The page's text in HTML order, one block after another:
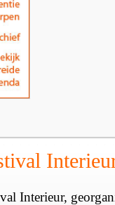
Interieur,